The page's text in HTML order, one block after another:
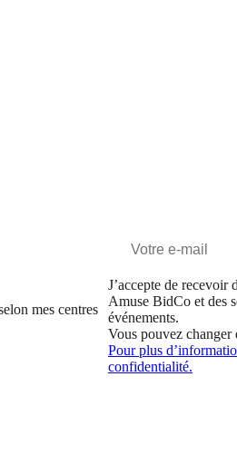
mes centres
J’accepte de recevoir
Amuse BidCo et des
événements.
Vous pouvez changer
Pour plus
confidentialité.